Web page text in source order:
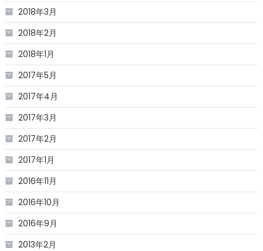
2018年3月
2018年2月
2018年1月
2017年5月
2017年4月
2017年3月
2017年2月
2017年1月
2016年11月
2016年10月
2016年9月
2013年2月